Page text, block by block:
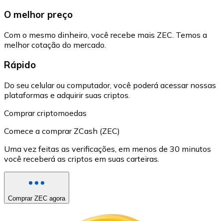
O melhor preço
Com o mesmo dinheiro, você recebe mais ZEC. Temos a
melhor cotação do mercado.
Rápido
Do seu celular ou computador, você poderá acessar nossas
plataformas e adquirir suas criptos.
Comprar criptomoedas
Comece a comprar ZCash (ZEC)
Uma vez feitas as verificações, em menos de 30 minutos
você receberá as criptos em suas carteiras.
Comprar ZEC agora